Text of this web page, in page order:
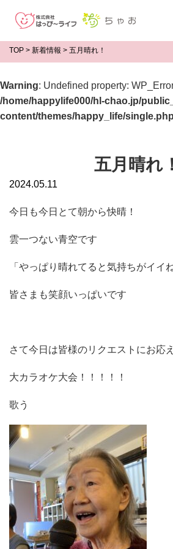
TOP > 新着情報 > 五月晴れ！
Warning: Undefined property:
/home/happylife000/hl-chao.jp/
content/themes/happy_life/single.php
五月晴れ！
2024.05.11
今日も今日とて朝から快晴！
雲一つない青空です
「やっぱり晴れてると気持ちがイイ
皆さまも笑顔いっぱいです
さて今日は皆様のリクエストにお応
大カラオケ大会！！！！！
歌う